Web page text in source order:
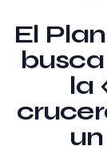
El
la